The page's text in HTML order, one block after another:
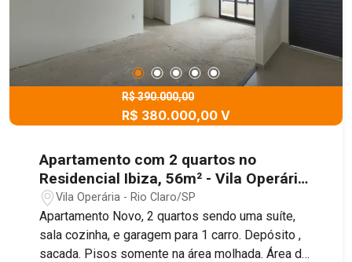
R$ 390.000,00
R$ 380.000,00 V
Apartamento com 2 quartos no
Residencial Ibiza, 56m² - Vila Operária,
Rio Claro/SP
Vila Operária - Rio Claro/SP
Apartamento Novo, 2 quartos sendo uma suíte,
sala cozinha, e garagem para 1 carro. Depósito ,
sacada. Pisos somente na área molhada. Área de